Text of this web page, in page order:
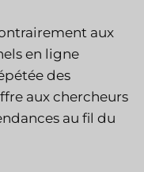
aux
en ligne
des
aux chercheurs
au fil du